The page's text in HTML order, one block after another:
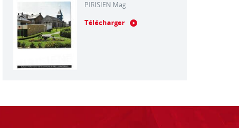
PIRISIEN Mag
Télécharger